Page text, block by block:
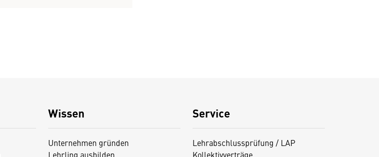
Wissen
Unternehmen gründen
Lehrling ausbilden
Service
Lehrabschlussprüfung / LAP
Kollektivverträge